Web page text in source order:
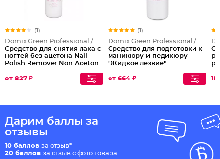
(1)
Domix Green Professional /
Средство для снятия лака с
ногтей без ацетона Nail
Polish Remover Non Aceton
от 827 ₽
(1)
Domix Green Professional /
Средство для подготовки к
маникюру и педикюру
"Жидкое лезвие"
от 664 ₽
Дарим баллы за
отзывы
10 баллов за отзыв*
20 баллов за отзыв с фото товара